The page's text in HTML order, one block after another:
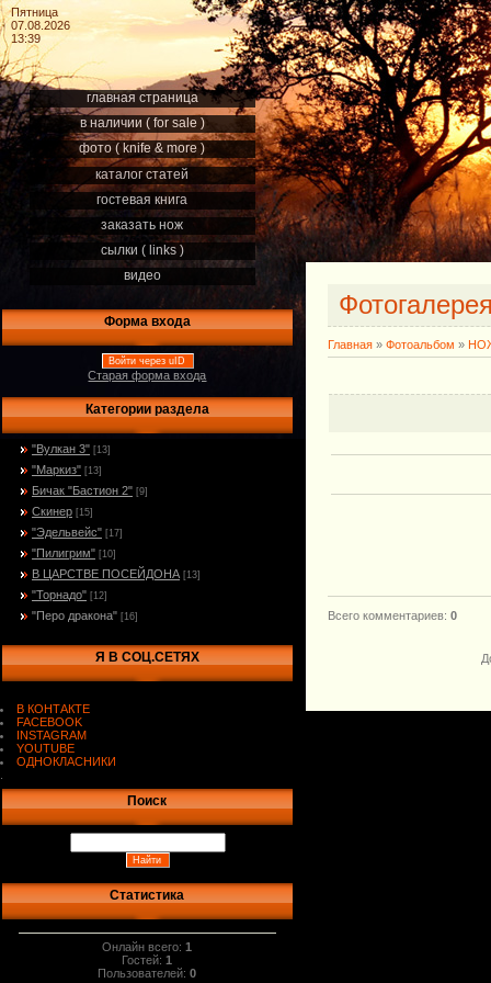
Пятница
07.08.2026
13:39
главная страница
в наличии ( for sale )
фото ( knife & more )
каталог статей
гостевая книга
заказать нож
сылки ( links )
видео
Форма входа
Войти через uID
Старая форма входа
Категории раздела
"Вулкан 3" [13]
"Маркиз" [13]
Бичак "Бастион 2" [9]
Скинер [15]
"Эдельвейс" [17]
"Пилигрим" [10]
В ЦАРСТВЕ ПОСЕЙДОНА [13]
"Торнадо" [12]
"Перо дракона" [16]
Я В СОЦ.СЕТЯХ
В КОНТАКТЕ
FACEBOOK
INSTAGRAM
YOUTUBE
ОДНОКЛАСНИКИ
Поиск
Статистика
Онлайн всего:1
Гостей:1
Пользователей:0
Главная » Фотоальбом »
Всего комментариев: 0